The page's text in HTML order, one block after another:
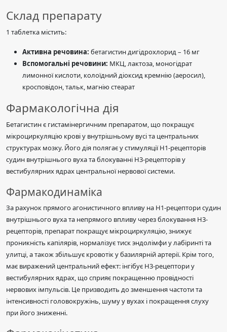
Склад препарату
1 таблетка містить:
Активна речовина: бетагистин дигідрохлорид – 16 мг
Вспомогальні речовини: МКЦ, лактоза, моногідрат
лимонної кислоти, колоїдний діоксид кремнію (аеросил),
кросповідон, тальк, магнію стеарат
Фармакологічна дія
Бетагистин є гистамінергичним препаратом, що покращує
мікроциркуляцію крові у внутрішньому вусі та центральних
структурах мозку. Його дія полягає у стимуляції Н1-рецепторів
судин внутрішнього вуха та блокуванні Н3-рецепторів у
вестибулярних ядрах центральної нервової системи.
Фармакодинаміка
За рахунок прямого агонистичного впливу на Н1-рецептори судин
внутрішнього вуха та непрямого впливу через блокування Н3-
рецепторів, препарат покращує мікроциркуляцію, знижує
проникність капілярів, нормалізує тиск эндолімфи у лабіринті та
улитці, а також збільшує кровотік у базилярній артерії. Крім того,
має виражений центральний ефект: інгібує Н3-рецептори у
вестибулярних ядрах, що сприяє покращенню провідності
нервових імпульсів. Це призводить до зменшення частоти та
інтенсивності головокружінь, шуму у вухах і покращення слуху
при його зниженні.